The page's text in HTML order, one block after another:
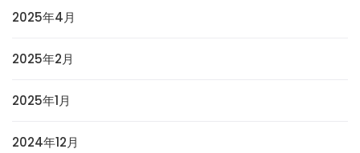
2025年4月
2025年2月
2025年1月
2024年12月